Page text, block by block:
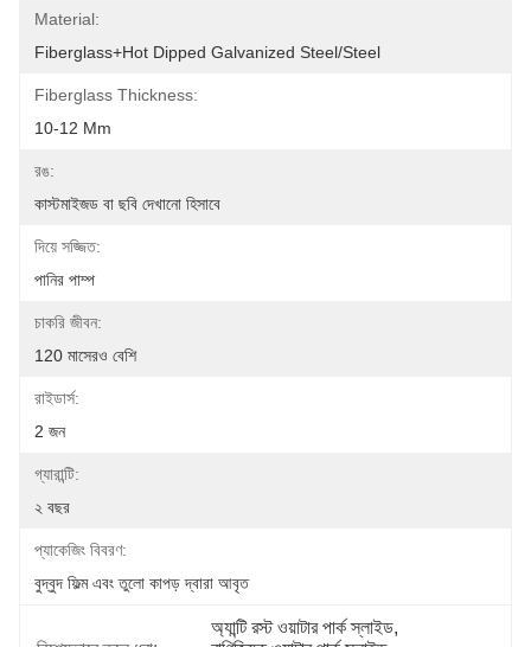
Material:
Fiberglass+Hot Dipped Galvanized Steel/Steel
Fiberglass Thickness:
10-12 Mm
রঙ:
কাস্টমাইজড বা ছবি দেখানো হিসাবে
দিয়ে সজ্জিত:
পানির পাম্প
চাকরি জীবন:
120 মাসেরও বেশি
রাইডার্স:
2 জন
গ্যারান্টি:
২ বছর
প্যাকেজিং বিবরণ:
বুদ্বুদ ফিল্ম এবং তুলো কাপড় দ্বারা আবৃত
অ্যান্টি রস্ট ওয়াটার পার্ক স্লাইড,